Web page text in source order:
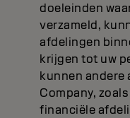
doeleinden
verzameld,
afdelingen
krijgen tot uw
kunnen andere
Company,
financiële